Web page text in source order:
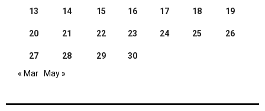
13 14 15 16 17 18 19
20 21 22 23 24 25 26
27 28 29
30
« Mar
May »